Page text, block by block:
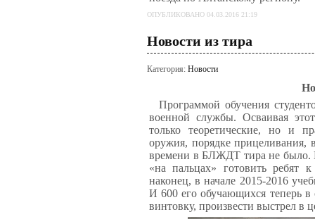
ОПУБЛИКОВАНО 04.03.2016 21:19
Новости из тира
Категория: Новости
Программой обучения
военной службы. Осваивая
только теоретические, но и
оружия, порядке прицеливания,
времени в БЛЖДТ тира не было.
«на пальцах» готовить ребят
наконец, в начале 2015-2016
И 600 его обучающихся теперь
винтовку, произвести выстрел в